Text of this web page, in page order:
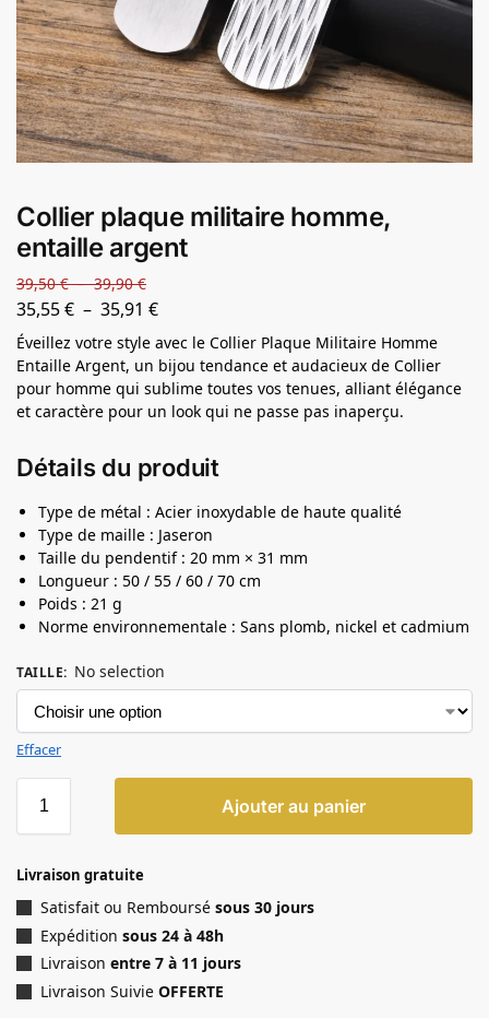
Collier plaque militaire homme,
entaille argent
39,50€ – 39,90€
35,55€ – 35,91 €
Éveillez votre style avec le Collier Plaque Militaire Homme
Entaille Argent, un bijou tendance et audacieux de Collier
pour homme qui sublime toutes vos tenues, alliant élégance
et caractère pour un look qui ne passe pas inaperçu.
Détails du produit
Type de métal : Acier inoxydable de haute qualité
Type de maille : Jaseron
Taille du pendentif : 20 mm × 31 mm
Longueur : 50 / 55 / 60 / 70 cm
Poids : 21 g
Norme environnementale : Sans plomb, nickel et cadmium
TAILLE: No selection
Effacer
Ajouter au panier
Livraison gratuite
Satisfait ou Remboursé sous 30 jours
Expédition sous 24 à 48h
Livraison entre 7 à 11 jours
Livraison Suivie OFFERTE